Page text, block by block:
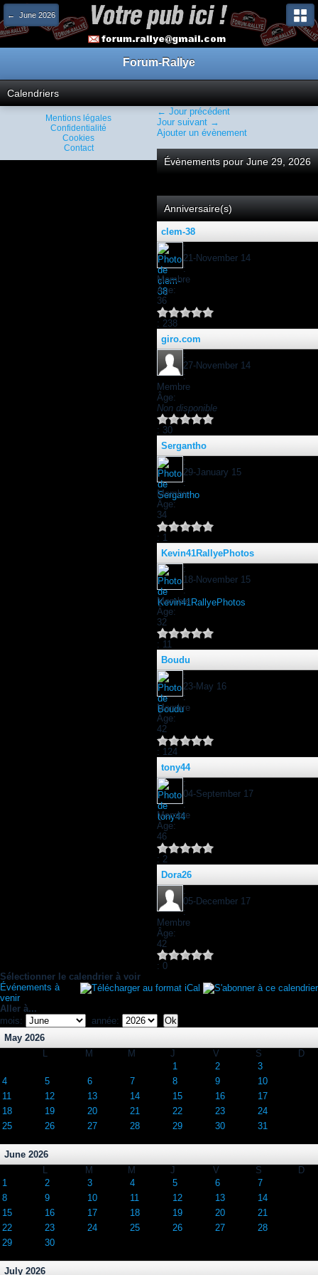
← June 2026
Forum-Rallye
Calendriers
← Jour précédent
Jour suivant →
Ajouter un évènement
Évènements pour June 29, 2026
Anniversaire(s)
clem-38
:
21-November 14
:
Membre
Âge:
36
: 238
giro.com
:
27-November 14
:
Membre
Âge:
Non disponible
: 30
Sergantho
:
29-January 15
:
Membre
Âge:
34
: 1
Kevin41RallyePhotos
:
18-November 15
:
Membre
Âge:
32
: 11
Boudu
:
23-May 16
:
Membre
Âge:
42
: 124
tony44
:
04-September 17
:
Membre
Âge:
46
: 2
Dora26
:
05-December 17
:
Membre
Âge:
42
: 0
Sélectionner le calendrier à voir
Événements à
venir
Aller à...
mois:
année:
May 2026
L
M M J V S
D
1
2
3
4
5 6 7 8 9
10
11
12 13 14 15 16
17
18
19 20 21 22 23
24
25
26 27 28 29 30 31
June 2026
L
M M J V S
D
1
2 3 4 5 6
7
8
9 10 11 12 13
14
15
16 17 18 19 20
21
22
23 24 25 26 27
28
29
30
July 2026
Mentions légales
Confidentialité
Cookies
Contact